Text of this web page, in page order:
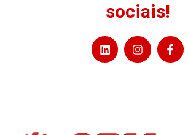
sociais!